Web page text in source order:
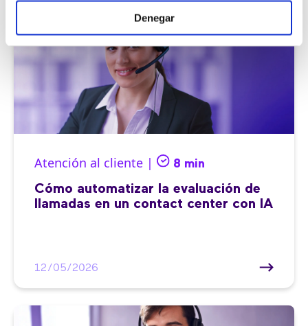
Denegar
Atención al cliente | 8 min
Cómo automatizar la evaluación de
llamadas en un contact center con IA
12/05/2026